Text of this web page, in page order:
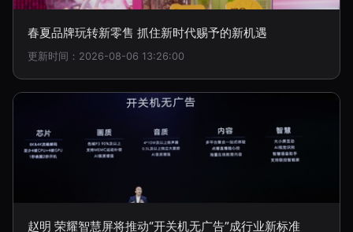
春夏品牌玩转新零售 抓住新时代赐予的新机遇
更新时间：2026-08-06 13:26:00
赵明 荣耀智慧屏将推动“开关机无广告”成行业新标准